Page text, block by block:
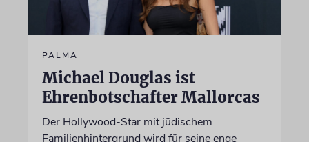
PALMA
Michael Douglas ist
Ehrenbotschafter Mallorcas
Der Hollywood-Star mit jüdischem
Familienhintergrund wird für seine enge